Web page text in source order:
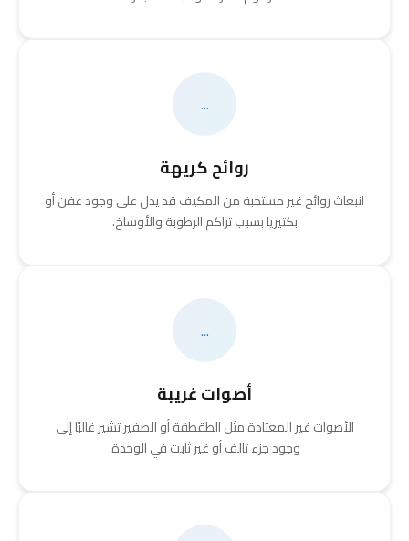
...
روائح كريهة
انبعاث روائح غير مستحبة من المكيف قد يدل على وجود عفن أو
بكتيريا بسبب تراكم الرطوبة والأوساخ.
...
أصوات غريبة
الأصوات غير المعتادة مثل الطقطقة أو الصفير تشير غالبًا إلى
وجود جزء تالف أو غير ثابت في الوحدة.